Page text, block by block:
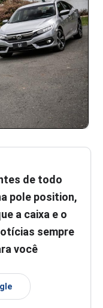
de todo
pole position,
a caixa e o
sempre
você